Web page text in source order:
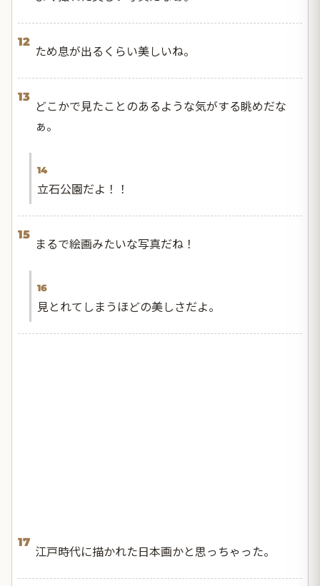
12
ため息が出るくらい美しいね。
13
どこかで見たことのあるような気がする眺めだな
ぁ。
14
立石公園だよ！！
15
まるで絵画みたいな写真だね！
16
見とれてしまうほどの美しさだよ。
17
江戸時代に描かれた日本画かと思っちゃった。